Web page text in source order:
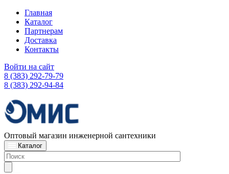
Главная
Каталог
Партнерам
Доставка
Контакты
Войти на сайт
8 (383) 292-79-79
8 (383) 292-94-84
Оптовый магазин инженерной сантехники
Каталог